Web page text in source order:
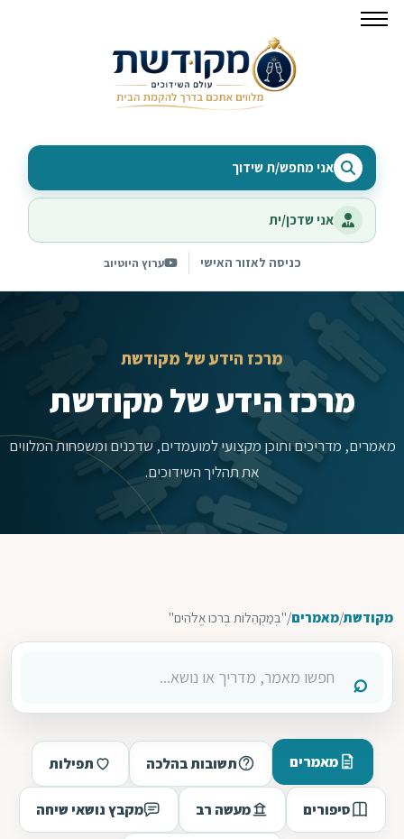
אני מחפש/ת שידוך
אני שדכן/ית
כניסה לאזור האישי ערוץ היוטיוב
מרכז הידע של מקודשת
מרכז הידע של מקודשת
מאמרים, מדריכים ותוכן מקצועי למועמדים, שדכנים ומשפחות המלווים
את תהליך השידוכים.
מקודשת/מאמרים/"בְּמַקְהֵלוֹת בְרכו אֱלֹהִים"
מאמרים תשובות בהלכה תפילות
סיפורים מעשה רב מקבץ נושאי שיחה